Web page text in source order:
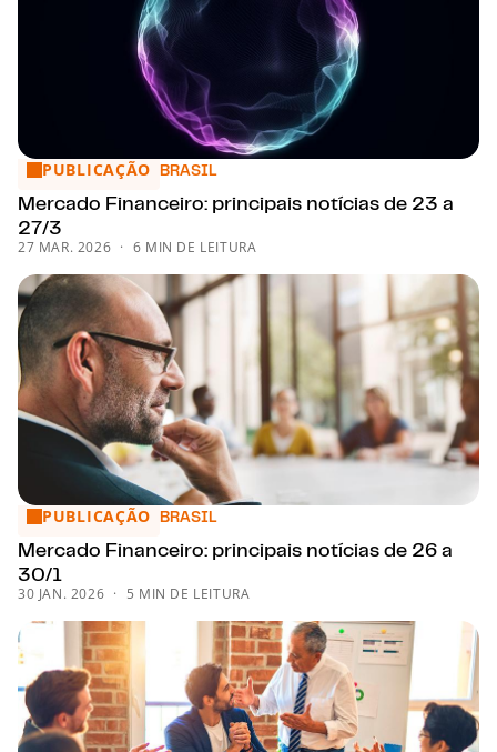
Mercado Financeiro: principais notícias de 23 a 27/3
PUBLICAÇÃO BRASIL
Mercado Financeiro: principais notícias de 23 a
27/3
27 MAR. 2026 6 MIN DE LEITURA
Mercado Financeiro: principais notícias de 26 a 30/1
PUBLICAÇÃO BRASIL
Mercado Financeiro: principais notícias de 26 a
30/1
30 JAN. 2026 5 MIN DE LEITURA